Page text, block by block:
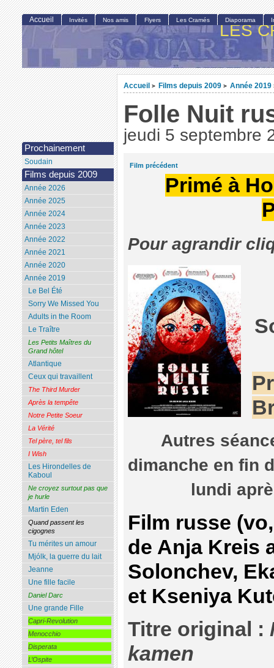
LES
Accueil > Films depuis 2009 > Année 2019
Folle Nuit
jeudi 5 septembre
Film précédent
Primé à
Pour agrandir
Autres
dimanche en fin
lundi
Film russe
de Anja Kreis
Solonchev,
et Kseniya
Titre original :
kamen
Accueil Invités Nos amis Flyers Les Cramés Diaporama
Prochainement
Soudain
Films depuis 2009
Année 2026
Année 2025
Année 2024
Année 2023
Année 2022
Année 2021
Année 2020
Année 2019
Le Bel Été
Sorry We Missed You
Adults in the Room
Le Traître
Les Petits Maîtres du
Grand hôtel
Atlantique
Ceux qui travaillent
The Third Murder
Après la tempête
Notre Petite Soeur
La Vérité
Tel père, tel fils
I Wish
Les Hirondelles de
Kaboul
Ne croyez surtout pas que
je hurle
Martin Eden
Quand passent les
cigognes
Tu mérites un amour
Mjólk, la guerre du lait
Jeanne
Une fille facile
Daniel Darc
Une grande Fille
Capri-Revolution
Menocchio
Disperata
L’Ospite